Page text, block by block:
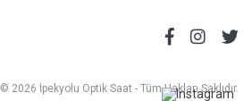
© 2026 İpekyolu Optik Saat - Tüm Hakları Saklıdır.